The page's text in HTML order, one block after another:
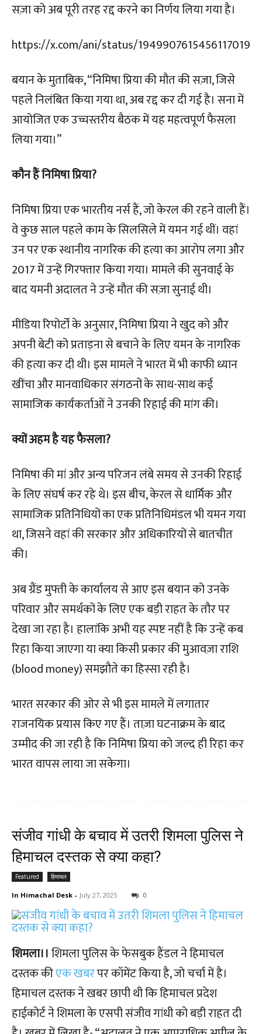
सज़ा को अब पूरी तरह रद्द करने का निर्णय लिया गया है।
https://x.com/ani/status/1949907615456117019
बयान के मुताबिक, “निमिषा प्रिया की मौत की सज़ा, जिसे
पहले निलंबित किया गया था, अब रद्द कर दी गई है। सना में
आयोजित एक उच्चस्तरीय बैठक में यह महत्वपूर्ण फैसला
लिया गया।”
कौन हैं निमिषा प्रिया?
निमिषा प्रिया एक भारतीय नर्स हैं, जो केरल की रहने वाली हैं।
वे कुछ साल पहले काम के सिलसिले में यमन गई थीं। वहां
उन पर एक स्थानीय नागरिक की हत्या का आरोप लगा और
2017 में उन्हें गिरफ्तार किया गया। मामले की सुनवाई के
बाद यमनी अदालत ने उन्हें मौत की सज़ा सुनाई थी।
मीडिया रिपोर्टों के अनुसार, निमिषा प्रिया ने खुद को और
अपनी बेटी को प्रताड़ना से बचाने के लिए यमन के नागरिक
की हत्या कर दी थी। इस मामले ने भारत में भी काफी ध्यान
खींचा और मानवाधिकार संगठनों के साथ-साथ कई
सामाजिक कार्यकर्ताओं ने उनकी रिहाई की मांग की।
क्यों अहम है यह फैसला?
निमिषा की मां और अन्य परिजन लंबे समय से उनकी रिहाई
के लिए संघर्ष कर रहे थे। इस बीच, केरल से धार्मिक और
सामाजिक प्रतिनिधियों का एक प्रतिनिधिमंडल भी यमन गया
था, जिसने वहां की सरकार और अधिकारियों से बातचीत
की।
अब ग्रैंड मुफ्ती के कार्यालय से आए इस बयान को उनके
परिवार और समर्थकों के लिए एक बड़ी राहत के तौर पर
देखा जा रहा है। हालांकि अभी यह स्पष्ट नहीं है कि उन्हें कब
रिहा किया जाएगा या क्या किसी प्रकार की मुआवज़ा राशि
(blood money) समझौते का हिस्सा रही है।
भारत सरकार की ओर से भी इस मामले में लगातार
राजनयिक प्रयास किए गए हैं। ताज़ा घटनाक्रम के बाद
उम्मीद की जा रही है कि निमिषा प्रिया को जल्द ही रिहा कर
भारत वापस लाया जा सकेगा।
संजीव गांधी के बचाव में उतरी शिमला पुलिस ने
हिमाचल दस्तक से क्या कहा?
Featured हिमाचल
In Himachal Desk - July 27, 2025 0
शिमला।।शिमला पुलिस के फेसबुक हैंडल ने हिमाचल
दस्तक कीएक खबरपर कॉमेंट किया है, जो चर्चा में है।
हिमाचल दस्तक ने खबर छापी थी कि हिमाचल प्रदेश
हाईकोर्ट ने शिमला के एसपी संजीव गांधी को बड़ी राहत दी